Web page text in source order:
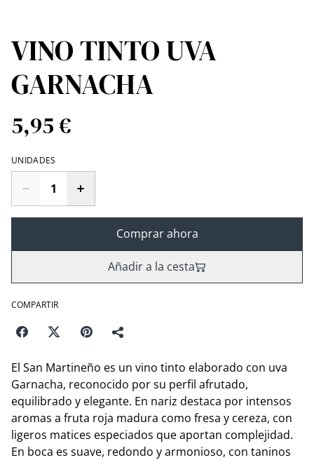
VINO TINTO UVA
GARNACHA
5,95 €
UNIDADES
Comprar ahora
Añadir a la cesta
COMPARTIR
El San Martineño es un vino tinto elaborado con uva
Garnacha, reconocido por su perfil afrutado,
equilibrado y elegante. En nariz destaca por intensos
aromas a fruta roja madura como fresa y cereza, con
ligeros matices especiados que aportan complejidad.
En boca es suave, redondo y armonioso, con taninos